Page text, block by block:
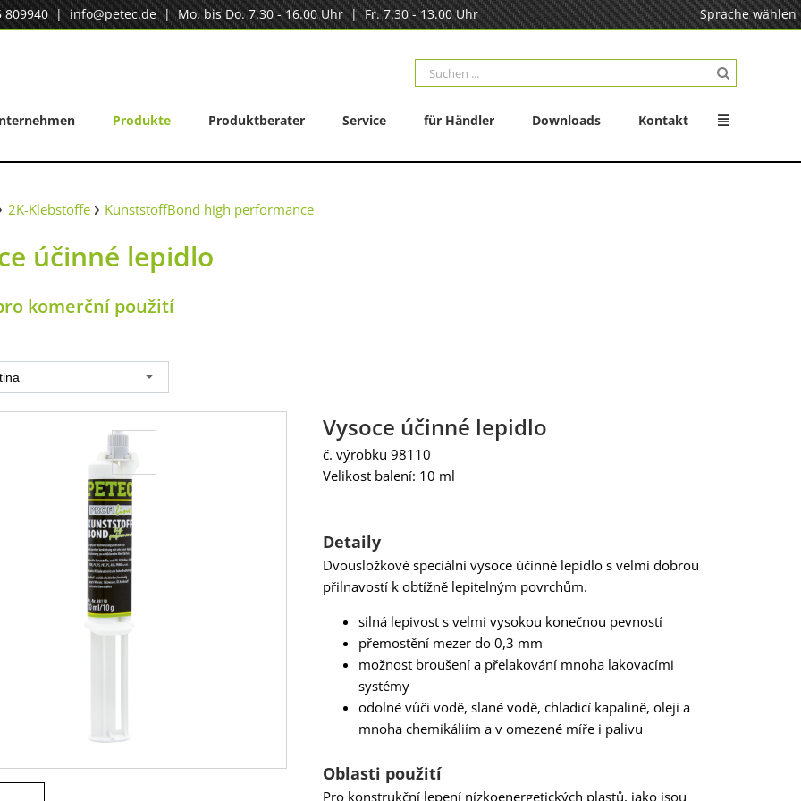
809940|info@petec.de| Mo. bis Do. 7.30 - 16.00 Uhr | Fr. 7.30 - 13.00 Uhr Sprache wählen
Suche
nach:
Produkte Produktberater Service für Händler Downloads Kontakt
2K-Klebstoffe KunststoffBond high performance
účinné lepidlo
komerční použití
Vysoce účinné lepidlo
č. výrobku 98110
Velikost balení: 10 ml
Detaily
Dvousložkové speciální vysoce účinné lepidlo s velmi dobrou
přilnavostí k obtížně lepitelným povrchům.
silná lepivost s velmi vysokou konečnou pevností
přemostění mezer do 0,3 mm
možnost broušení a přelakování mnoha lakovacími
systémy
odolné vůči vodě, slané vodě, chladicí kapalině, oleji a
mnoha chemikáliím a v omezené míře i palivu
Oblasti použití
Pro konstrukční lepení nízkoenergetických plastů, jako jsou